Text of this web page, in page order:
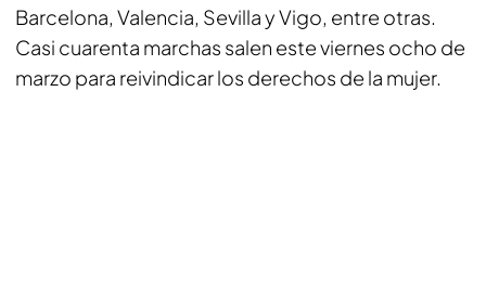
Barcelona, Valencia, Sevilla y Vigo, entre otras.
Casi cuarenta marchas salen este viernes ocho de
marzo para reivindicar los derechos de la mujer.